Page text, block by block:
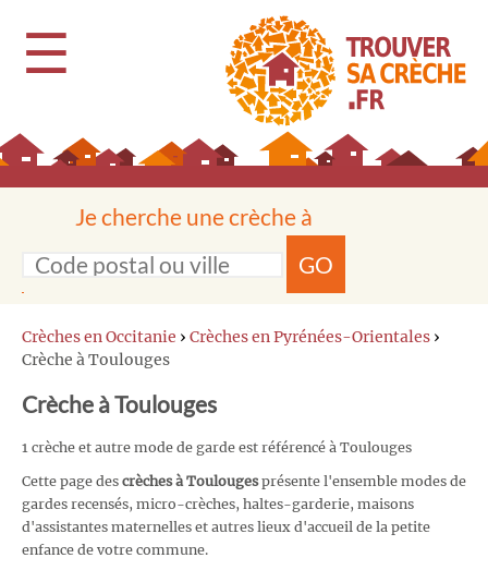
☰
Je cherche une crèche à
GO
Crèches en Occitanie › Crèches en Pyrénées-Orientales ›
Crèche à Toulouges
Crèche à Toulouges
1 crèche et autre mode de garde est référencé à Toulouges
Cette page des crèches à Toulougesprésente l'ensemble modes de
gardes recensés, micro-crèches, haltes-garderie, maisons
d'assistantes maternelles et autres lieux d'accueil de la petite
enfance de votre commune.